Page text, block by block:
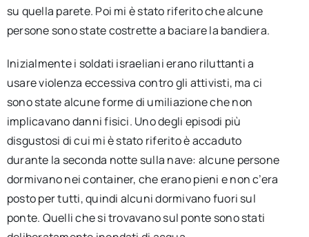
su quella parete. Poi mi è stato riferito che alcune
persone sono state costrette a baciare la bandiera.
Inizialmente i soldati israeliani erano riluttanti a
usare violenza eccessiva contro gli attivisti, ma ci
sono state alcune forme di umiliazione che non
implicavano danni fisici. Uno degli episodi più
disgustosi di cui mi è stato riferito è accaduto
durante la seconda notte sulla nave: alcune persone
dormivano nei container, che erano pieni e non c’era
posto per tutti, quindi alcuni dormivano fuori sul
ponte. Quelli che si trovavano sul ponte sono stati